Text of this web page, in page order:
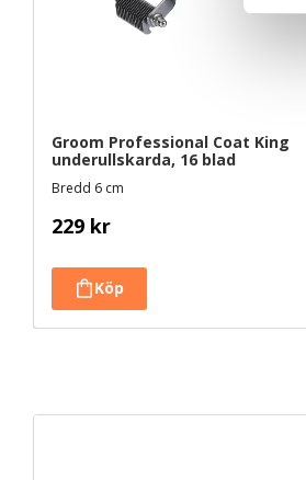
s
Groom Professional Coat King
underullskarda, 16 blad
Bredd 6 cm
229 kr